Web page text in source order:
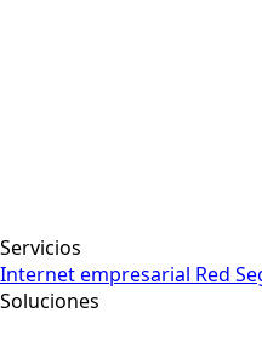
Servicios
Internet empresarial Red
Soluciones